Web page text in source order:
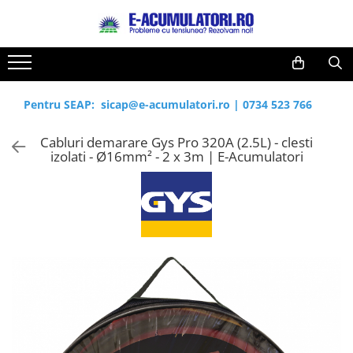
Toate Produsele
Acumulatori, Baterii si Incarcatoare
Uzuale
Baterii alcaline
Baterii litiu
Reduceri de vara
Cabluri
Acumulatori
Prelungitoare
Panouri fotovoltaice
Pentru SEAP: sicap@e-acumulatori.ro | 0734 523 766
Cabluri demarare Gys Pro 320A (2.5L) - clesti
izolati - Ø16mm² - 2 x 3m | E-Acumulatori